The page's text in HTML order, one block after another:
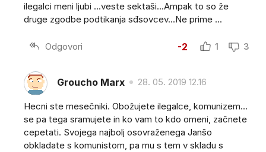
ilegalci meni ljubi ...veste sektaši...Ampak to so že
druge zgodbe podtikanja sđsovcev...Ne prime ...
Odgovori -2 1 3
Groucho Marx 28. 05. 2019 12.16
Hecni ste mesečniki. Obožujete ilegalce, komunizem...
se pa tega sramujete in ko vam to kdo omeni, začnete
cepetati. Svojega najbolj osovraženega Janšo
obkladate s komunistom, pa mu s tem v skladu s